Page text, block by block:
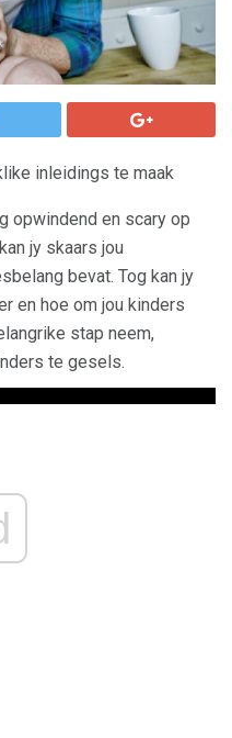
inleidings te maak
opwindend en scary op
jy skaars jou
bevat. Tog kan jy
en hoe om jou kinders
stap neem,
te gesels.